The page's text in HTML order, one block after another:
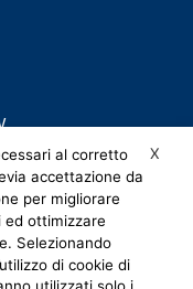
X
al corretto
accettazione da
per migliorare
ed ottimizzare
Selezionando
di cookie di